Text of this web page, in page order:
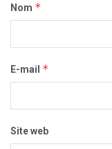
Nom *
E-mail *
Site web